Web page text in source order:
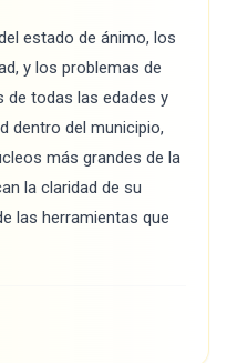
estado de ánimo, los
y los problemas de
de todas las edades y
dentro del municipio,
más grandes de la
la claridad de su
las herramientas que